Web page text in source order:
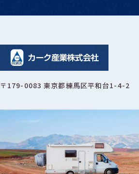
〒179-0083 東京都練馬区平和台1-4-2